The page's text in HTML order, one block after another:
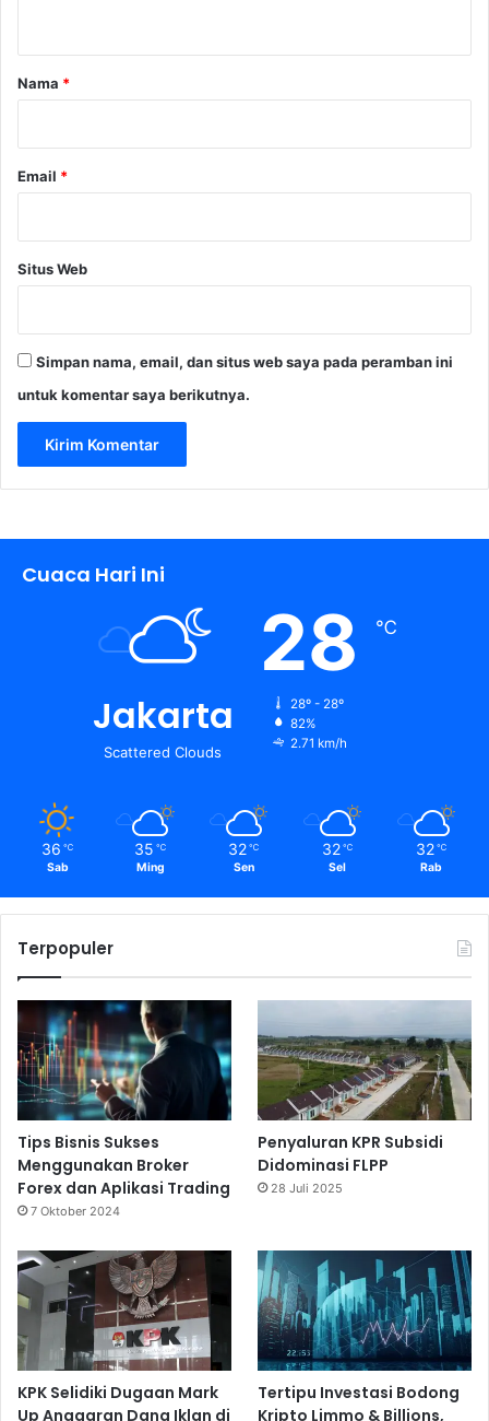
rNama *
Email *
Situs Web
Simpan nama, email, dan situs web saya pada peramban ini
untuk komentar saya berikutnya.
Cuaca Hari Ini
Jakarta
Scattered Clouds
28 ℃
28º - 28º
82%
2.71 km/h
36 ℃
Sab
35 ℃
Ming
32 ℃
Sen
32 ℃
Sel
32 ℃
Rab
Terpopuler
Tips Bisnis Sukses
Menggunakan Broker
Forex dan Aplikasi Trading
7 Oktober 2024
Penyaluran KPR Subsidi
Didominasi FLPP
28 Juli 2025
KPK Selidiki Dugaan Mark
Up Anggaran Dana Iklan di
Tertipu Investasi Bodong
Kripto Limmo & Billions,